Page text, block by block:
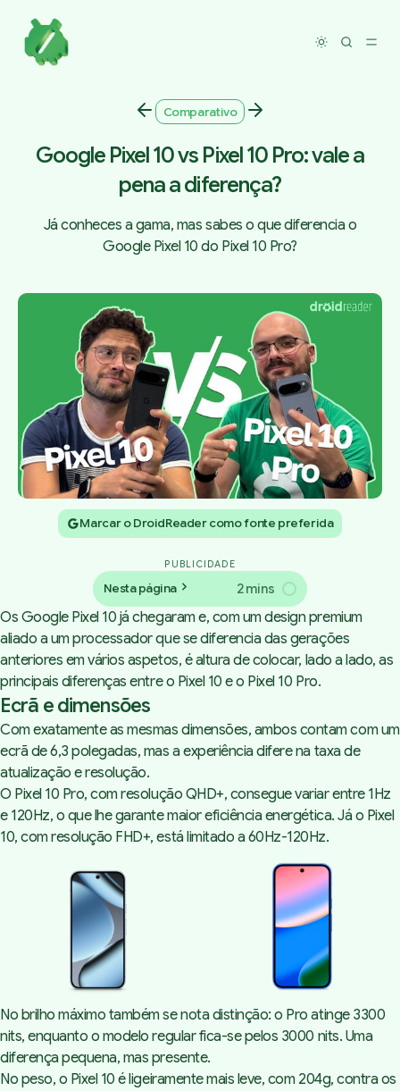
Toggle
Comparativo
Google Pixel 10 vs Pixel 10 Pro: vale a
pena a diferença?
Já conheces a gama, mas sabes o que diferencia o
Google Pixel 10 do Pixel 10 Pro?
Marcar o DroidReader como fonte preferida
PUBLICIDADE
Nesta página 2 mins
Os Google Pixel 10 já chegaram e, com um design premium
aliado a um processador que se diferencia das gerações
anteriores em vários aspetos, é altura de colocar, lado a lado, as
principais diferenças entre o Pixel 10 e o Pixel 10 Pro.
Ecrã e dimensões
Com exatamente as mesmas dimensões, ambos contam com um
ecrã de 6,3 polegadas, mas a experiência difere na taxa de
atualização e resolução.
O Pixel 10 Pro, com resolução QHD+, consegue variar entre 1Hz
e 120Hz, o que lhe garante maior eficiência energética. Já o Pixel
10, com resolução FHD+, está limitado a 60Hz-120Hz.
No brilho máximo também se nota distinção: o Pro atinge 3300
nits, enquanto o modelo regular fica-se pelos 3000 nits. Uma
diferença pequena, mas presente.
No peso, o Pixel 10 é ligeiramente mais leve, com 204g, contra os